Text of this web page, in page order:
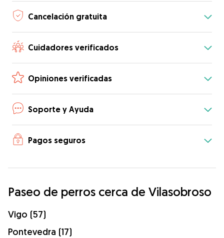
Cancelación gratuita
Cuidadores verificados
Opiniones verificadas
Soporte y Ayuda
Pagos seguros
Paseo de perros cerca de Vilasobroso
Vigo (57)
Pontevedra (17)